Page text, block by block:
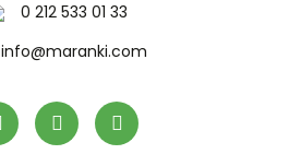
0 212 533 01 33
info@maranki.com